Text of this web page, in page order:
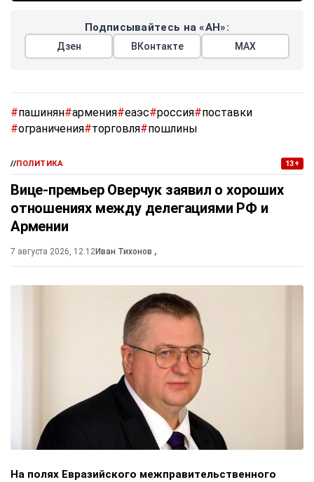
Подписывайтесь на «АН»:
Дзен ВКонтакте МАХ
#пашинян#армения#еаэс#россия#поставки
#ограничения#торговля#пошлины
//ПОЛИТИКА 13+
Вице-премьер Оверчук заявил о хороших
отношениях между делегациями РФ и
Армении
7 августа 2026, 12:12Иван Тихонов ,
На полях Евразийского межправительственного